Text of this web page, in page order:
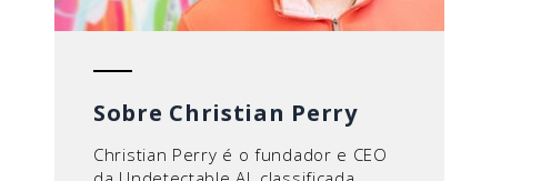
Sobre Christian Perry
Christian Perry é o fundador e CEO